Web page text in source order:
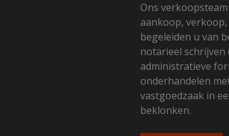
Ons
aankoop,
begeleiden u van
notarieel schrijven
administratieve
onderhandelen
vastgoedzaak in
beklonken.